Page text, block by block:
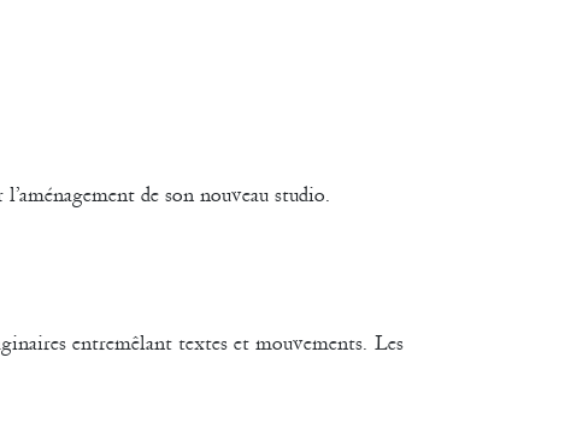
de son nouveau studio.
entremêlant textes et mouvements. Les